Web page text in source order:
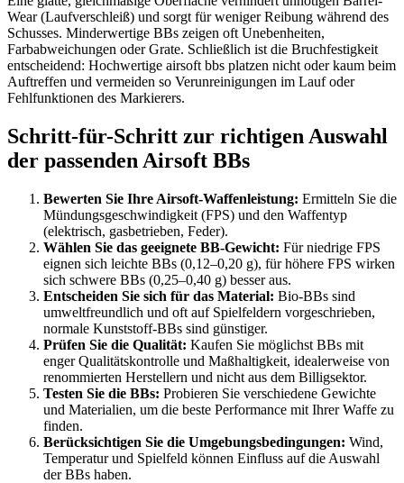
Wear (Laufverschleiß) und sorgt für weniger Reibung während des
Schusses. Minderwertige BBs zeigen oft Unebenheiten,
Farbabweichungen oder Grate. Schließlich ist die Bruchfestigkeit
entscheidend: Hochwertige airsoft bbs platzen nicht oder kaum beim
Auftreffen und vermeiden so Verunreinigungen im Lauf oder
Fehlfunktionen des Markierers.
Schritt-für-Schritt zur richtigen Auswahl
der passenden Airsoft BBs
Bewerten Sie Ihre Airsoft-Waffenleistung: Ermitteln Sie die
Mündungsgeschwindigkeit (FPS) und den Waffentyp
(elektrisch, gasbetrieben, Feder).
Wählen Sie das geeignete BB-Gewicht: Für niedrige FPS
eignen sich leichte BBs (0,12–0,20 g), für höhere FPS wirken
sich schwere BBs (0,25–0,40 g) besser aus.
Entscheiden Sie sich für das Material: Bio-BBs sind
umweltfreundlich und oft auf Spielfeldern vorgeschrieben,
normale Kunststoff-BBs sind günstiger.
Prüfen Sie die Qualität: Kaufen Sie möglichst BBs mit
enger Qualitätskontrolle und Maßhaltigkeit, idealerweise von
renommierten Herstellern und nicht aus dem Billigsektor.
Testen Sie die BBs: Probieren Sie verschiedene Gewichte
und Materialien, um die beste Performance mit Ihrer Waffe zu
finden.
Berücksichtigen Sie die Umgebungsbedingungen: Wind,
Temperatur und Spielfeld können Einfluss auf die Auswahl
der BBs haben.